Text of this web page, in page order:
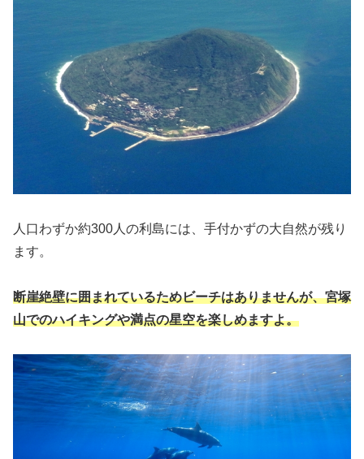
人口わずか約300人の利島には、手付かずの大自然が残り
ます。
断崖絶壁に囲まれているためビーチはありませんが、宮塚
山でのハイキングや満点の星空を楽しめますよ。